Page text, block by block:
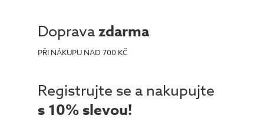
Dopravazdarma
PŘI NÁKUPU NAD 700 KČ
Registrujte se a nakupujte
s 10% slevou!